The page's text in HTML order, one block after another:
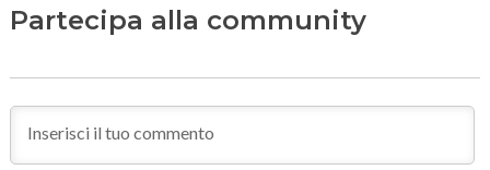
Partecipa alla community